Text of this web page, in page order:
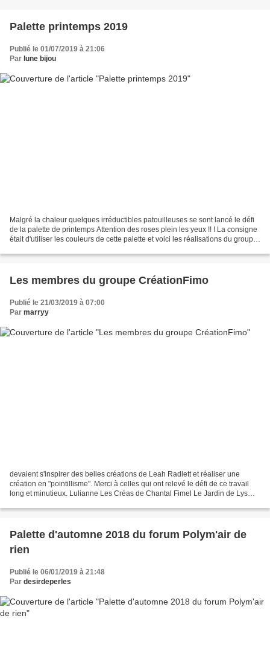
Palette printemps 2019
Publié le 01/07/2019 à 21:06
Par lune bijou
Malgré la chaleur quelques irréductibles patouilleuses se sont lancé le défi
de la palette de printemps Attention des roses plein les yeux !! ! La consigne
était d'utiliser les couleurs de cette palette et voici les réalisations du groupe
Les membres du groupe CréationFimo
Publié le 21/03/2019 à 07:00
Par marryy
devaient s'inspirer des belles créations de Leah Radlett et réaliser une
création en "pointillisme". Merci à celles qui ont relevé le défi de ce travail
long et minutieux. Lulianne Les Créas de Chantal Fimel Le Jardin de Lys
Palette d'automne 2018 du forum Polym'air de
rien
Publié le 06/01/2019 à 21:48
Par desirdeperles